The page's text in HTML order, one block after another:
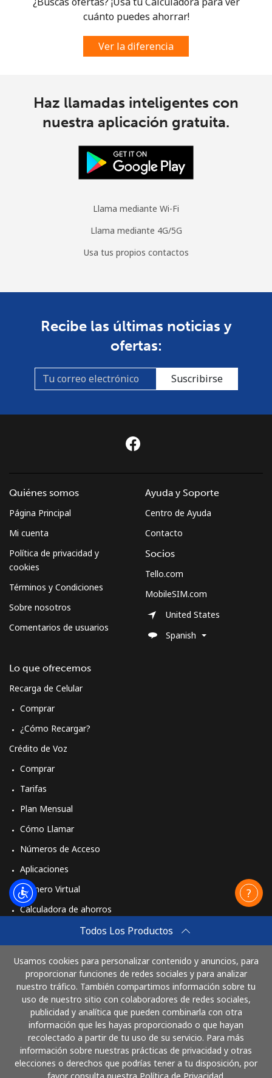
cuánto puedes ahorrar!
Ver la diferencia
Haz llamadas inteligentes con
nuestra aplicación gratuita.
Llama mediante Wi-Fi
Llama mediante 4G/5G
Usa tus propios contactos
Recibe las últimas noticias y
ofertas:
Suscribirse
Todos Los Productos
Usamos cookies para personalizar contenido y anuncios, para
proporcionar funciones de redes sociales y para analizar
nuestro tráfico. También compartimos información sobre tu
uso de nuestro sitio con colaboradores de redes sociales,
publicidad y analítica que pueden combinarla con otra
información que les hayas proporcionado o que hayan
recolectado a partir de tu uso de su servicio. Para más
información sobre nuestras prácticas de privacidad y otras
elecciones o derechos que podrías tener a tu disposición, por
Quiénes somos
Página Principal
Mi cuenta
Política de privacidad y
cookies
Términos y Condiciones
Sobre nosotros
Comentarios de usuarios
Lo que ofrecemos
Recarga de Celular
Comprar
¿Cómo Recargar?
Crédito de Voz
Comprar
Tarifas
Plan Mensual
Cómo Llamar
Números de Acceso
Aplicaciones
Número Virtual
Calculadora de ahorros
Comprar
Cómo funciona
Ayuda y Soporte
Centro de Ayuda
Contacto
Socios
Tello.com
MobileSIM.com
United States
Spanish
Paga con